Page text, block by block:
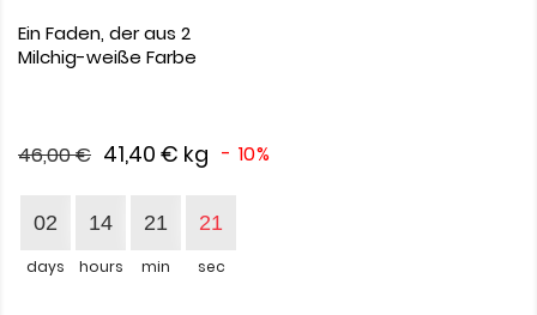
Ein Faden, der aus 2
Milchig-weiße Farbe
41,40 € kg - 10%
46,00 €
02
days
14
hours
21
min
21
sec